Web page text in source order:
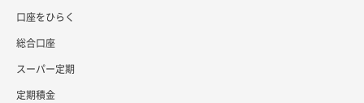
口座をひらく
総合口座
スーパー定期
定期積金